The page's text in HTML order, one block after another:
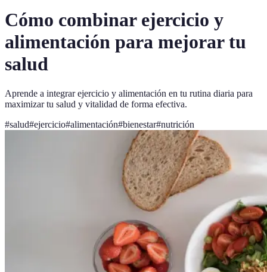
Cómo combinar ejercicio y
alimentación para mejorar tu
salud
Aprende a integrar ejercicio y alimentación en tu rutina diaria para
maximizar tu salud y vitalidad de forma efectiva.
#salud#ejercicio#alimentación#bienestar#nutrición